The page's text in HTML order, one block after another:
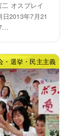
オスプレイ
2013年7月21
・選挙・民主主義